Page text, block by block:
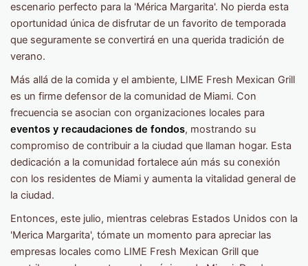
escenario perfecto para la 'Mérica Margarita'. No pierda esta
oportunidad única de disfrutar de un favorito de temporada
que seguramente se convertirá en una querida tradición de
verano.
Más allá de la comida y el ambiente, LIME Fresh Mexican Grill
es un firme defensor de la comunidad de Miami. Con
frecuencia se asocian con organizaciones locales para
eventos y recaudaciones de fondos, mostrando su
compromiso de contribuir a la ciudad que llaman hogar. Esta
dedicación a la comunidad fortalece aún más su conexión
con los residentes de Miami y aumenta la vitalidad general de
la ciudad.
Entonces, este julio, mientras celebras Estados Unidos con la
'Merica Margarita', tómate un momento para apreciar las
empresas locales como LIME Fresh Mexican Grill que